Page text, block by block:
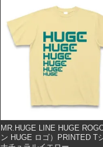
MR.HUGE LINE HUGE
ン HUGE ロゴ）PRINTED T